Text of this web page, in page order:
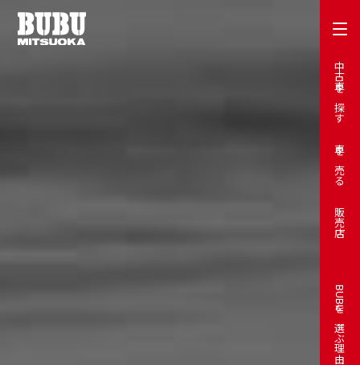
中古車を探す
車を売る
販売店
BUBUを選ぶ理由